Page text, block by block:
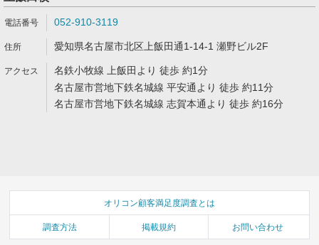
052-910-3119
愛知県名古屋市北区上飯田通1-14-1 瀬野ビル2F
名鉄小牧線 上飯田より 徒歩 約1分
名古屋市営地下鉄名城線 平安通より 徒歩 約11分
名古屋市営地下鉄名城線 志賀本通より 徒歩 約16分
オリコン顧客満足度調査とは
調査方法 掲載規約 お問い合わせ